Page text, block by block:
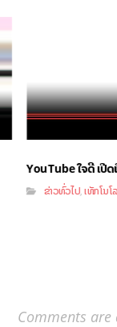
YouTube ໃຈດີ ເປີ
ຂ່າວທົ່ວໄປ ,ເທັກໂນ
Comments are